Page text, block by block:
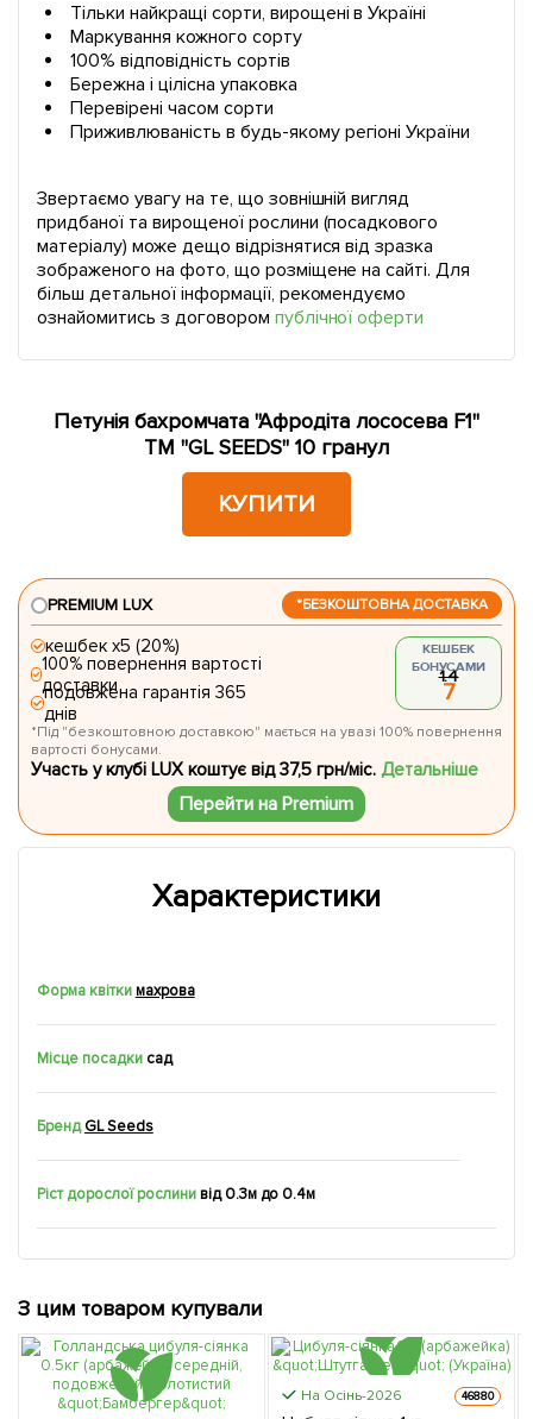
Тільки найкращі сорти, вирощені в Україні
Маркування кожного сорту
100% відповідність сортів
Бережна і цілісна упаковка
Перевірені часом сорти
Приживлюваність в будь-якому регіоні України
Звертаємо увагу на те, що зовнішній вигляд
придбаної та вирощеної рослини (посадкового
матеріалу) може дещо відрізнятися від зразка
зображеного на фото, що розміщене на сайті. Для
більш детальної інформації, рекомендуємо
ознайомитись з договором публічної оферти
Петунія бахромчата "Афродіта лососева F1"
ТМ "GL SEEDS" 10 гранул
КУПИТИ
*БЕЗКОШТОВНА ДОСТАВКА
PREMIUM LUX
кешбек х5 (20%)
100% повернення вартості
доставки
подовжена гарантія 365
днів
КЕШБЕК
БОНУСАМИ
1.4
7
*Під "безкоштовною доставкою" мається на увазі 100% повернення
вартості бонусами.
Участь у клубі LUX коштує від 37,5 грн/міс.Детальніше
Перейти на Premium
Характеристики
Форма квіткимахрова
Місце посадки сад
Бренд GL Seeds
Ріст дорослої рослини від 0.3м до 0.4м
З цим товаром купували
На Осінь-2026 46880